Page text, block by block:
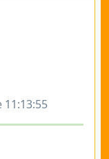
11:13:55